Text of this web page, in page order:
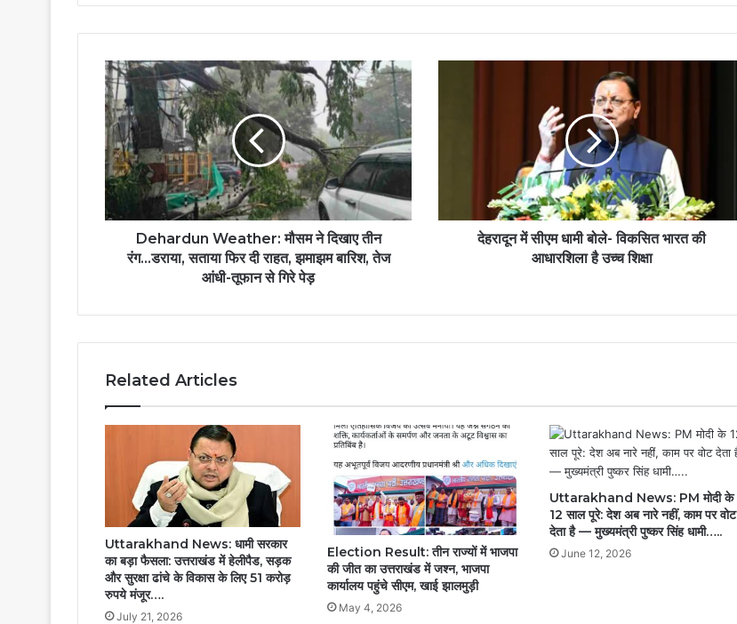
Dehardun Weather: मौसम ने दिखाए तीन
रंग...डराया, सताया फिर दी राहत, झमाझम बारिश, तेज
आंधी-तूफान से गिरे पेड़
देहरादून में सीएम धामी बोले- विकसित भारत की
आधारशिला है उच्च शिक्षा
Related Articles
Uttarakhand News: धामी सरकार
का बड़ा फैसला: उत्तराखंड में हेलीपैड, सड़क
और सुरक्षा ढांचे के विकास के लिए 51 करोड़
रुपये मंजूर….
July 21, 2026
Election Result: तीन राज्यों में भाजपा
की जीत का उत्तराखंड में जश्न, भाजपा
कार्यालय पहुंचे सीएम, खाई झालमुड़ी
May 4, 2026
Uttarakhand News: PM मोदी के
12 साल पूरे: देश अब नारे नहीं, काम पर वोट
देता है — मुख्यमंत्री पुष्कर सिंह धामी…..
June 12, 2026